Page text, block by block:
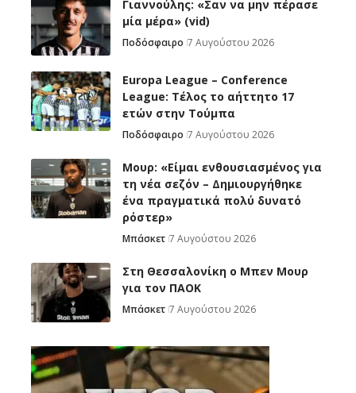
Γιαννούλης: «Σαν να μην πέρασε
μία μέρα» (vid)
Ποδόσφαιρο 7 Αυγούστου 2026
Europa League – Conference
League: Τέλος το αήττητο 17
ετών στην Τούμπα
Ποδόσφαιρο 7 Αυγούστου 2026
Μουρ: «Είμαι ενθουσιασμένος για
τη νέα σεζόν – Δημιουργήθηκε
ένα πραγματικά πολύ δυνατό
ρόστερ»
Μπάσκετ 7 Αυγούστου 2026
Στη Θεσσαλονίκη ο Μπεν Μουρ
για τον ΠΑΟΚ
Μπάσκετ 7 Αυγούστου 2026